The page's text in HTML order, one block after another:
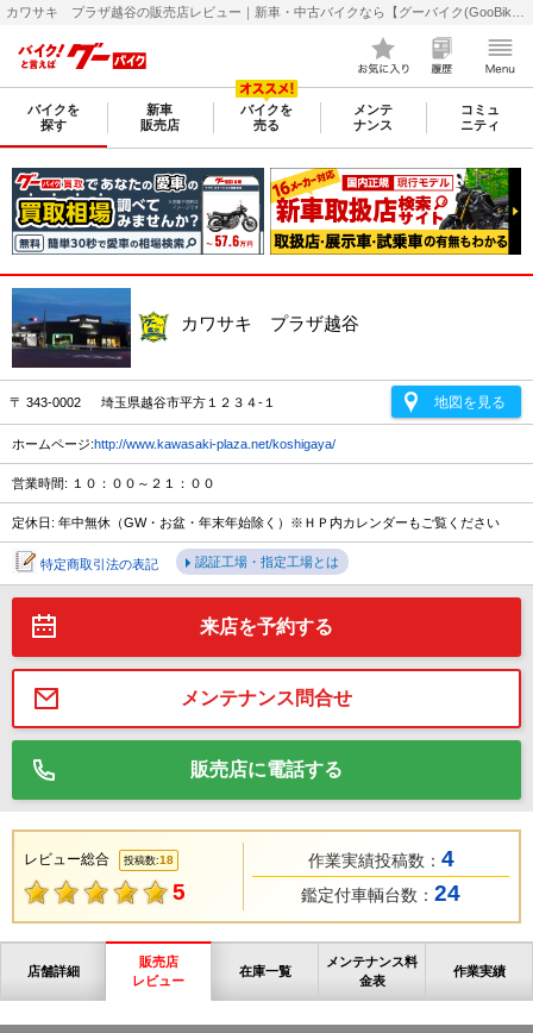
バイクを
探す
新車
販売店
バイクを
売る
メンテ
ナンス
コミュ
ニティ
カワサキ プラザ越谷
〒 343-0002 埼玉県越谷市平方１２３４-１ 地図を見る
ホームページ:http://www.kawasaki-plaza.net/koshigaya/
営業時間: １０：００～２１：００
定休日: 年中無休（GW・お盆・年末年始除く）※ＨＰ内カレンダーもご覧ください
特定商取引法の表記 認証工場・指定工場とは
来店を予約する
メンテナンス問合せ
販売店に電話する
レビュー総合 投稿数:18
5
作業実績投稿数： 4
鑑定付車輌台数： 24
店舗詳細
販売店
レビュー
在庫一覧
メンテナンス料
金表
作業実績